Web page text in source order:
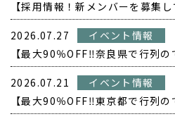
【採用情報！新メンバーを募集し
2026.07.27
イベント情報
2026.07.21
イベント情報